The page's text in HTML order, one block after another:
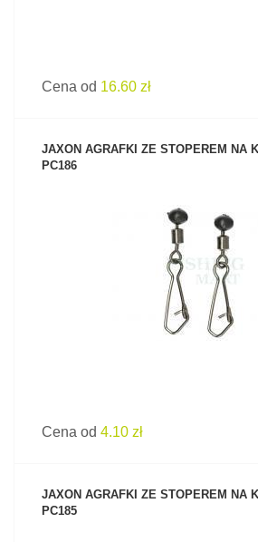
Cena od 16.60 zł
JAXON AGRAFKI ZE STOPEREM NA
PC186
ZOBACZ PRODUKT
Cena od 4.10 zł
JAXON AGRAFKI ZE STOPEREM NA
PC185